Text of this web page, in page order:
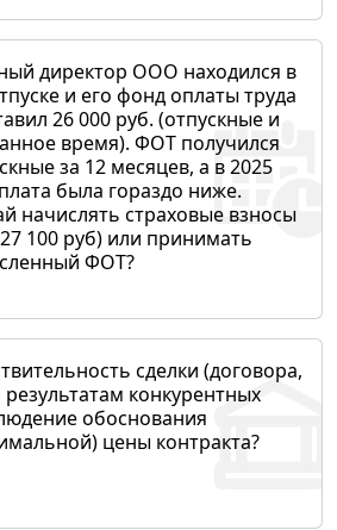
директор ООО находился в
и его фонд оплаты труда
26 000 руб. (отпускные и
время). ФОТ получился
за 12 месяцев, а в 2025
была гораздо ниже.
начислять страховые взносы
100 руб) или принимать
ФОТ?
сделки (договора,
конкурентных
обоснования
цены контракта?